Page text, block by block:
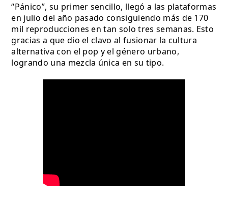
“Pánico”, su primer sencillo, llegó a las plataformas
en julio del año pasado consiguiendo más de 170
mil reproducciones en tan solo tres semanas. Esto
gracias a que dio el clavo al fusionar la cultura
alternativa con el pop y el género urbano,
logrando una mezcla única en su tipo.